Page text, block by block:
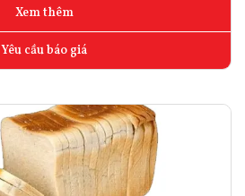
Xem thêm
Yêu cầu báo giá